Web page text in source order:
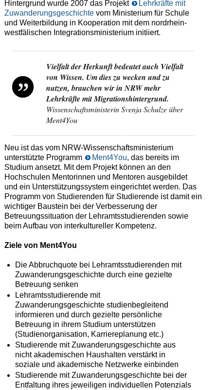
Hintergrund wurde 2007 das Projekt
Lehrkräfte mit
Zuwanderungsgeschichtevom Ministerium für Schule
und Weiterbildung in Kooperation mit dem nordrhein-
westfälischen Integrationsministerium initiiert.
Vielfalt der Herkunft bedeutet auch Vielfalt
von Wissen. Um dies zu wecken und zu
nutzen, brauchen wir in NRW mehr
Lehrkräfte mit Migrationshintergrund.
Wissenschaftsministerin Svenja Schulze über
Ment4You
Neu ist das vom NRW-Wissenschaftsministerium
unterstützte Programm
Ment4You, das bereits im
Studium ansetzt. Mit dem Projekt können an den
Hochschulen Mentorinnen und Mentoren ausgebildet
und ein Unterstützungssystem eingerichtet werden. Das
Programm von Studierenden für Studierende ist damit ein
wichtiger Baustein bei der Verbesserung der
Betreuungssituation der Lehramtsstudierenden sowie
beim Aufbau von interkultureller Kompetenz.
Ziele von Ment4You
Die Abbruchquote bei Lehramtsstudierenden mit
Zuwanderungsgeschichte durch eine gezielte
Betreuung senken
Lehramtsstudierende mit
Zuwanderungsgeschichte studienbegleitend
informieren und durch gezielte persönliche
Betreuung in ihrem Studium unterstützen
(Studienorganisation, Karriereplanung etc.)
Studierende mit Zuwanderungsgeschichte aus
nicht akademischen Haushalten verstärkt in
soziale und akademische Netzwerke einbinden
Studierende mit Zuwanderungsgeschichte bei der
Entfaltung ihres jeweiligen individuellen Potenzials